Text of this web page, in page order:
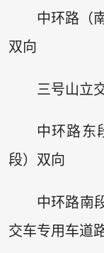
中环路（
双向
三号山立
中环路东
段）双向
中环路南
交车专用车道